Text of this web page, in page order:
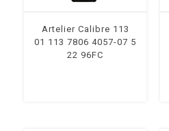
Artelier Calibre 113
01 113 7806 4057-07 5
22 96FC